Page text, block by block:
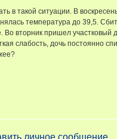
в такой ситуации. В
температура до 39,5.
Во вторник пришел
слабость, дочь постоянно